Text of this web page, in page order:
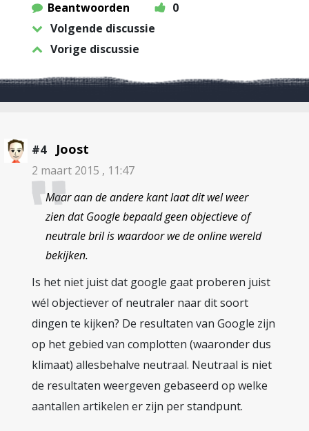
Beantwoorden
0
Volgende discussie
Vorige discussie
#4 Joost
2 maart 2015 , 11:47
Maar aan de andere kant laat dit wel weer
zien dat Google bepaald geen objectieve of
neutrale bril is waardoor we de online wereld
bekijken.
Is het niet juist dat google gaat proberen juist
wél objectiever of neutraler naar dit soort
dingen te kijken? De resultaten van Google zijn
op het gebied van complotten (waaronder dus
klimaat) allesbehalve neutraal. Neutraal is niet
de resultaten weergeven gebaseerd op welke
aantallen artikelen er zijn per standpunt.